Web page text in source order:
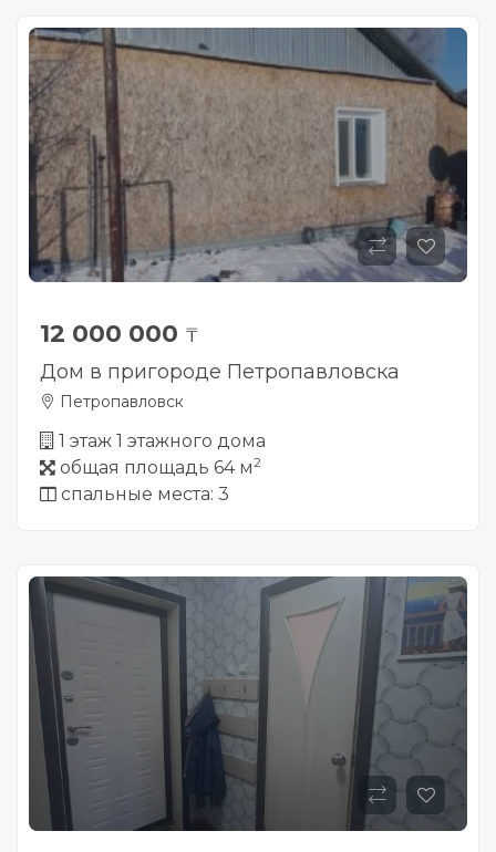
12 000 000 ₸
Дом в пригороде Петропавловска
Петропавловск
1 этаж 1 этажного дома
общая площадь 64 м2
спальные места: 3